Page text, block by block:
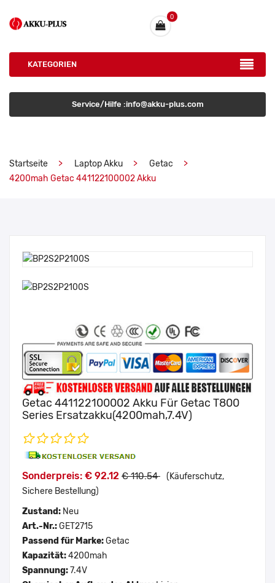
0
KATEGORIEN
Service/Hilfe :info@akku-plus.com
Startseite Laptop Akku
Getac
4200mah Getac 441122100002 Akku
Getac 441122100002 Akku Für Getac T800
Series Ersatzakku(4200mah,7.4V)
Sonderpreis: € 92.12 € 110.54 (Käuferschutz,
Sichere Bestellung)
Zustand: Neu
Art.-Nr.:GET2715
Passend für Marke:Getac
Kapazität:4200mah
Spannung:7.4V